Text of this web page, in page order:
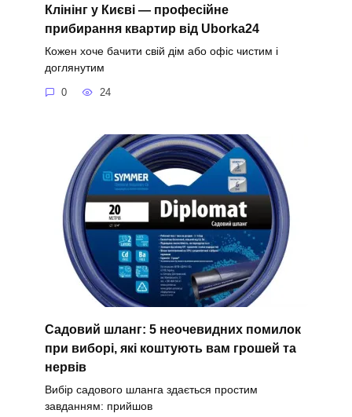
Клінінг у Києві — професійне
прибирання квартир від Uborka24
Кожен хоче бачити свій дім або офіс чистим і
доглянутим
0 24
Садовий шланг: 5 неочевидних помилок
при виборі, які коштують вам грошей та
нервів
Вибір садового шланга здається простим
завданням: прийшов